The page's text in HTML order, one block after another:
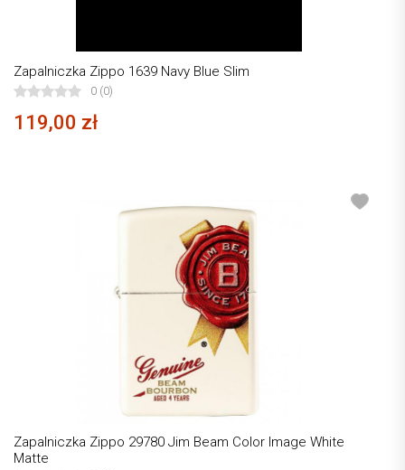
Zapalniczka Zippo 1639 Navy Blue Slim
0 (0)
119,00 zł
Zapalniczka Zippo 29780 Jim Beam Color Image White
Matte